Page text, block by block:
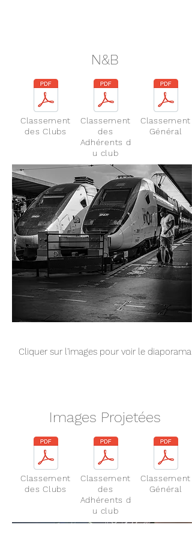
N&B
Classement
des Clubs
Classement
des
Adhérents d
u club
Classement
Général
Cliquer sur l'images pour voir le diaporama
Images Projetées
Classement
des Clubs
Classement
des
Adhérents d
u club
Classement
Général